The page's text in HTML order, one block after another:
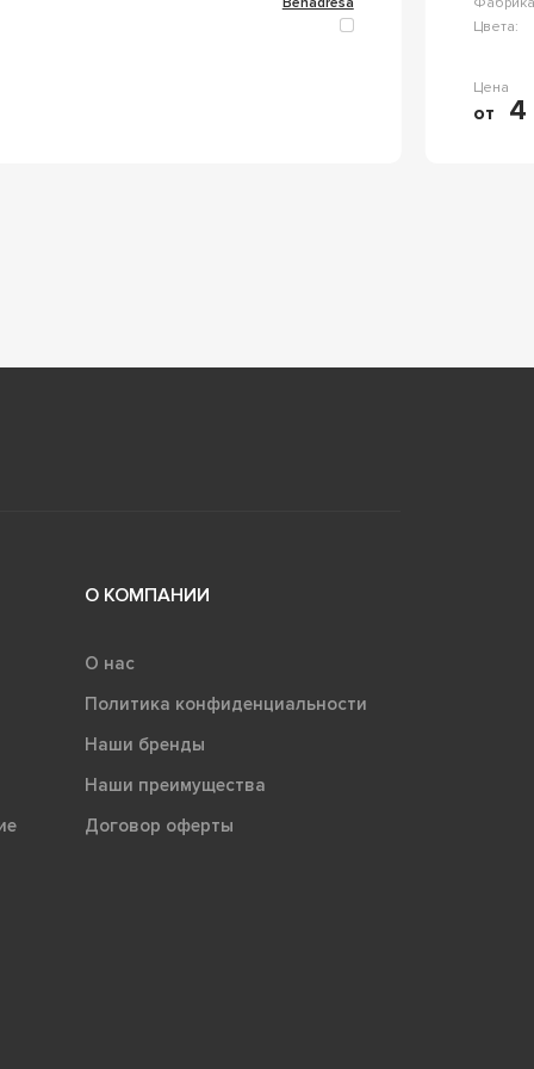
Цвета:
Цена
от
О КОМПАНИИ
О нас
Политика конфиденциальности
Наши бренды
Наши преимущества
Договор оферты